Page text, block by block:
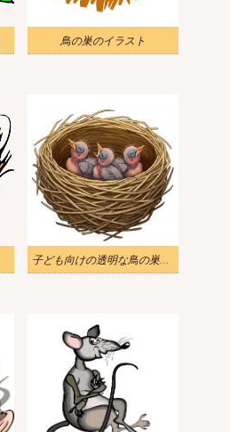
鳥の巣のイラスト
子ども向けの透明な鳥の巣のイラスト